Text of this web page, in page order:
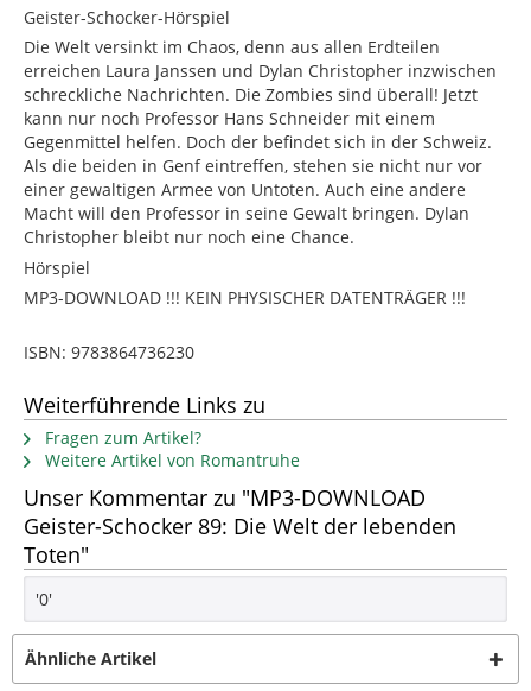
Geister-Schocker-Hörspiel
Die Welt versinkt im Chaos, denn aus allen Erdteilen
erreichen Laura Janssen und Dylan Christopher inzwischen
schreckliche Nachrichten. Die Zombies sind überall! Jetzt
kann nur noch Professor Hans Schneider mit einem
Gegenmittel helfen. Doch der befindet sich in der Schweiz.
Als die beiden in Genf eintreffen, stehen sie nicht nur vor
einer gewaltigen Armee von Untoten. Auch eine andere
Macht will den Professor in seine Gewalt bringen. Dylan
Christopher bleibt nur noch eine Chance.
Hörspiel
MP3-DOWNLOAD !!! KEIN PHYSISCHER DATENTRÄGER !!!
ISBN: 9783864736230
Weiterführende Links zu
Fragen zum Artikel?
Weitere Artikel von Romantruhe
Unser Kommentar zu "MP3-DOWNLOAD
Geister-Schocker 89: Die Welt der lebenden
Toten"
'0'
Ähnliche Artikel